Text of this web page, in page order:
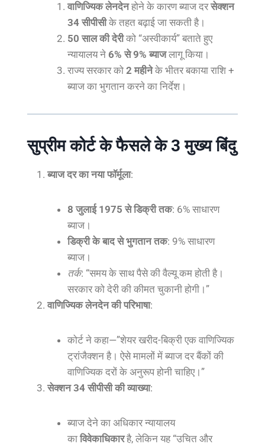
वाणिज्यिक लेनदेनहोने के कारण ब्याज दरसेक्शन
34 सीपीसीके तहत बढ़ाई जा सकती है।
50 साल की देरीको “अस्वीकार्य” बताते हुए
न्यायालय ने 6% से 9% ब्याजलागू किया।
राज्य सरकार को 2 महीनेके भीतर बकाया राशि +
ब्याज का भुगतान करने का निर्देश।
सुप्रीम कोर्ट के फैसले के 3 मुख्य बिंदु
ब्याज दर का नया फॉर्मूला:
8 जुलाई 1975 से डिक्री तक: 6% साधारण
ब्याज।
डिक्री के बाद से भुगतान तक: 9% साधारण
ब्याज।
तर्क: “समय के साथ पैसे की वैल्यू कम होती है।
सरकार को देरी की कीमत चुकानी होगी।”
वाणिज्यिक लेनदेन की परिभाषा:
कोर्ट ने कहा—”शेयर खरीद-बिक्री एक वाणिज्यिक
ट्रांजैक्शन है। ऐसे मामलों में ब्याज दर बैंकों की
वाणिज्यिक दरों के अनुरूप होनी चाहिए।”
सेक्शन 34 सीपीसी की व्याख्या:
ब्याज देने का अधिकार न्यायालय
का विवेकाधिकारहै, लेकिन यह “उचित और